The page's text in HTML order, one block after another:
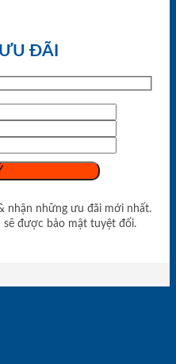
ĐÃI
nhận những ưu đãi mới nhất.
được bảo mật tuyệt đối.